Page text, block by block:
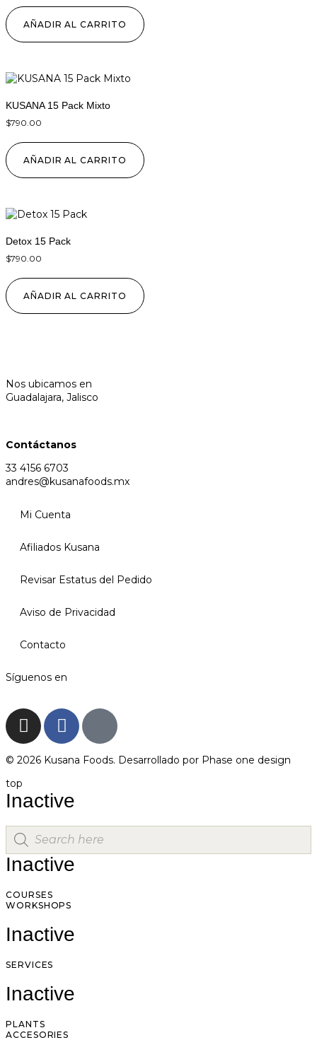
AÑADIR AL CARRITO
KUSANA 15 Pack Mixto
$790.00
AÑADIR AL CARRITO
Detox 15 Pack
$790.00
AÑADIR AL CARRITO
Nos ubicamos en
Guadalajara, Jalisco
Contáctanos
33 4156 6703
andres@kusanafoods.mx
Mi Cuenta
Afiliados Kusana
Revisar Estatus del Pedido
Aviso de Privacidad
Contacto
Síguenos en
© 2026 Kusana Foods. Desarrollado por Phase one design
top
Inactive
Inactive
COURSES
WORKSHOPS
Inactive
SERVICES
Inactive
PLANTS
ACCESORIES